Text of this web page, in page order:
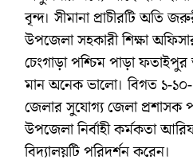
বৃন্দ। সীমানা প্রাচীরটি অতি
উপজেলা সহকারী শিক্ষা
চেংগাড়া পশ্চিম পাড়া ফতাইপুর
মান অনেক ভালো। বিগত ১-
জেলার সুযোগ্য জেলা প্রশাসক
উপজেলা নির্বাহী কর্মকতা
বিদ্যালয়টি পরিদর্শন করেন।